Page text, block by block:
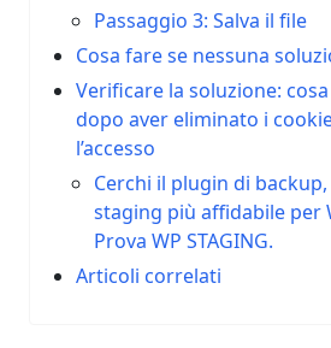
Passaggio 3: Salva il file
Cosa fare se nessuna
Verificare la soluzione:
dopo aver eliminato i
l’accesso
Cerchi il plugin di
staging più affidabile per
Prova WP STAGING.
Articoli correlati